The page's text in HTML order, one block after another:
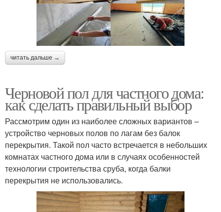
читать дальше →
Черновой пол для частного дома:
как сделать правильный выбор
Рассмотрим один из наиболее сложных вариантов –
устройство черновых полов по лагам без балок
перекрытия. Такой пол часто встречается в небольших
комнатах частного дома или в случаях особенностей
технологии строительства сруба, когда балки
перекрытия не использовались.